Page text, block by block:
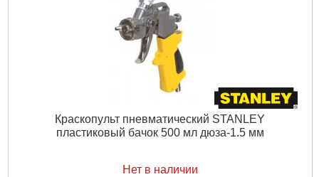
Краскопульт пневматический STANLEY
пластиковый бачок 500 мл дюза-1.5 мм
Нет в наличии